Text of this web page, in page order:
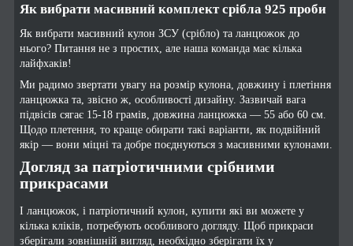
Як вибрати масивний комплект срібла 925 проби
Як вибрати масивний кулон ЗСУ (срібло) та ланцюжок до
нього? Питання не з простих, але наша команда має кілька
лайфхаків!
Ми радимо звертати увагу на розмір кулона, довжину і плетіння
ланцюжка та, звісно ж, особливості дизайну. Зазвичай вага
підвісів сягає 15-18 грамів, довжина ланцюжка — 55 або 60 см.
Щодо плетення, то краще обирати такі варіанти, як подвійний
якір — вони міцні та добре поєднуються з масивними кулонами.
Догляд за патріотичними срібними
прикрасами
І ланцюжок, і патріотичний кулон, купити які ви можете у
кілька кліків, потребують особливого догляду. Щоб прикраси
зберігали зовнішній вигляд, необхідно зберігати їх у